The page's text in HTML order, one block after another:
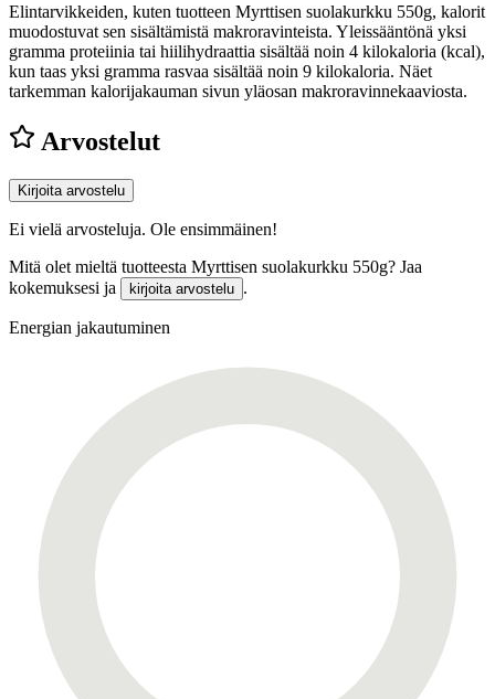
Elintarvikkeiden, kuten tuotteen Myrttisen suolakurkku 550g, kalorit
muodostuvat sen sisältämistä makroravinteista. Yleissääntönä yksi
gramma proteiinia tai hiilihydraattia sisältää noin 4 kilokaloria (kcal),
kun taas yksi gramma rasvaa sisältää noin 9 kilokaloria. Näet
tarkemman kalorijakauman sivun yläosan makroravinnekaaviosta.
Arvostelut
Kirjoita arvostelu
Ei vielä arvosteluja. Ole ensimmäinen!
Mitä olet mieltä tuotteesta Myrttisen suolakurkku 550g? Jaa
kokemuksesi ja
kirjoita arvostelu .
Energian jakautuminen